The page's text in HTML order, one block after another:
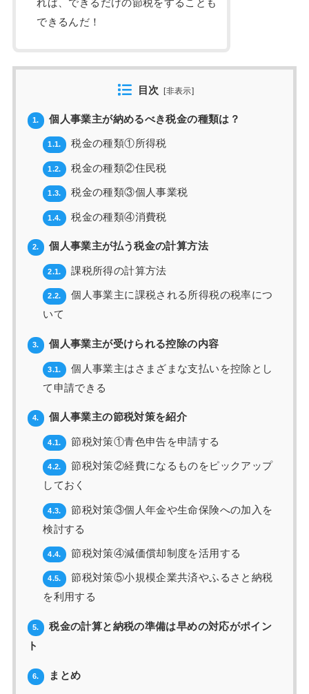
れば、できるだけの節税をすることも
できるんだ！
目次 [非表示]
1. 個人事業主が納めるべき税金の種類は？
1.1. 税金の種類①所得税
1.2. 税金の種類②住民税
1.3. 税金の種類③個人事業税
1.4. 税金の種類④消費税
2. 個人事業主が払う税金の計算方法
2.1. 課税所得の計算方法
2.2.
個人事業主に課税される所得税の税率につ
いて
3. 個人事業主が受けられる控除の内容
3.1.
個人事業主はさまざまな支払いを控除とし
て申請できる
4. 個人事業主の節税対策を紹介
4.1. 節税対策①青色申告を申請する
4.2.
節税対策②経費になるものをピックアップ
しておく
4.3.
節税対策③個人年金や生命保険への加入を
検討する
4.4. 節税対策④減価償却制度を活用する
4.5.
節税対策⑤小規模企業共済やふるさと納税
を利用する
5.
税金の計算と納税の準備は早めの対応がポイン
ト
6. まとめ